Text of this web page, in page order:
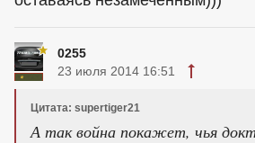
0255
23 июля 2014 16:51
Цитата: supertiger21
А так война покажет, чья